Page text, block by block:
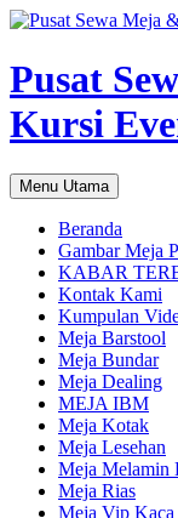
Pusat
Kursi
Cari
Menu Utama
ke
isi
Beranda
Gambar Meja
KABAR
Kontak Kami
Kumpulan
Meja Barstool
Meja Bundar
Meja Dealing
MEJA IBM
Meja Kotak
Meja Lesehan
Meja Melamin
Meja Rias
Meja Vip Kaca